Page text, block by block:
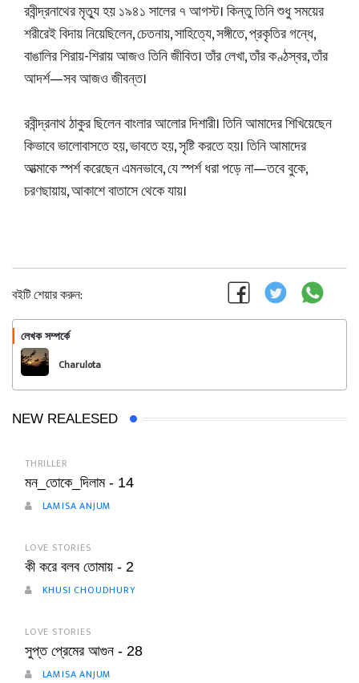
রবীন্দ্রনাথের মৃত্যু হয় ১৯৪১ সালের ৭ আগস্ট। কিন্তু তিনি শুধু সময়ের
শরীরেই বিদায় নিয়েছিলেন, চেতনায়, সাহিত্যে, সঙ্গীতে, প্রকৃতির গন্ধে,
বাঙালির শিরায়-শিরায় আজও তিনি জীবিত। তাঁর লেখা, তাঁর কণ্ঠস্বর, তাঁর
আদর্শ—সব আজও জীবন্ত।
রবীন্দ্রনাথ ঠাকুর ছিলেন বাংলার আলোর দিশারী। তিনি আমাদের শিখিয়েছেন
কিভাবে ভালোবাসতে হয়, ভাবতে হয়, সৃষ্টি করতে হয়। তিনি আমাদের
আত্মাকে স্পর্শ করেছেন এমনভাবে, যে স্পর্শ ধরা পড়ে না—তবে বুকে,
চরণছায়ায়, আকাশে বাতাসে থেকে যায়।
বইটি শেয়ার করুন:
লেখক সম্পর্কে
Charulota
NEW REALESED
THRILLER
মন_তোকে_দিলাম - 14
LAMISA ANJUM
LOVE STORIES
কী করে বলব তোমায় - 2
KHUSI CHOUDHURY
LOVE STORIES
সুপ্ত প্রেমের আগুন - 28
LAMISA ANJUM